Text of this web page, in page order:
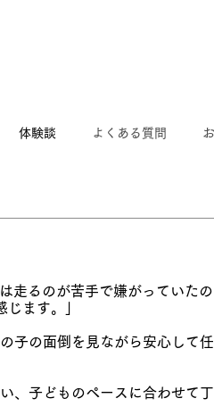
体験談 よくある質問
走るのが苦手で嫌がっていた
ます。」
子の面倒を見ながら安心して
、子どものペースに合わせて